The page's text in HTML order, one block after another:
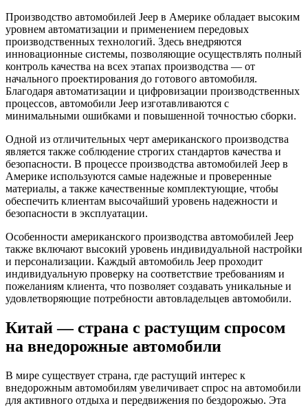
Производство автомобилей Jeep в Америке обладает высоким
уровнем автоматизации и применением передовых
производственных технологий. Здесь внедряются
инновационные системы, позволяющие осуществлять полный
контроль качества на всех этапах производства — от
начального проектирования до готового автомобиля.
Благодаря автоматизации и цифровизации производственных
процессов, автомобили Jeep изготавливаются с
минимальными ошибками и повышенной точностью сборки.
Одной из отличительных черт американского производства
является также соблюдение строгих стандартов качества и
безопасности. В процессе производства автомобилей Jeep в
Америке используются самые надежные и проверенные
материалы, а также качественные комплектующие, чтобы
обеспечить клиентам высочайший уровень надежности и
безопасности в эксплуатации.
Особенности американского производства автомобилей Jeep
также включают высокий уровень индивидуальной настройки
и персонализации. Каждый автомобиль Jeep проходит
индивидуальную проверку на соответствие требованиям и
пожеланиям клиента, что позволяет создавать уникальные и
удовлетворяющие потребности автовладельцев автомобили.
Китай — страна с растущим спросом
на внедорожные автомобили
В мире существует страна, где растущий интерес к
внедорожным автомобилям увеличивает спрос на автомобили
для активного отдыха и передвижения по бездорожью. Эта